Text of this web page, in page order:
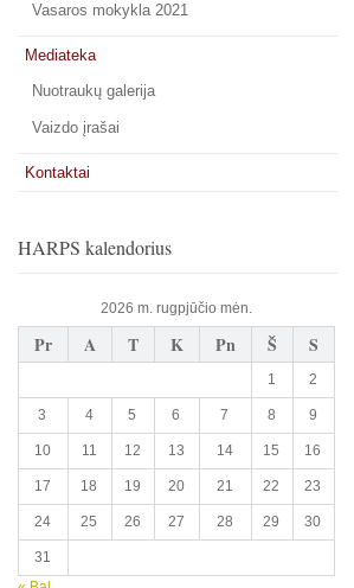
Vasaros mokykla 2021
Mediateka
Nuotraukų galerija
Vaizdo įrašai
Kontaktai
HARPS kalendorius
2026 m. rugpjūčio mėn.
Pr A T K Pn Š S
1 2
3 4 5 6 7 8 9
10 11 12 13 14 15 16
17 18 19 20 21 22 23
24 25 26 27 28 29 30
31